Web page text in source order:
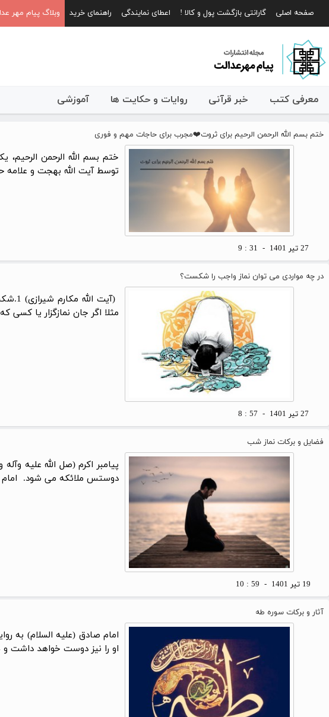
صفحه اصلی گارانتی بازگشت پول و کالا ! اعطای نمایندگی راهنمای خرید وبلاگ پیام مهر
معرفی کتب خبر قرآنی روایات و حکایت ها آموزشی
ختم بسم الله الرحمن الرحیم برای ثروت❤️مجرب برای حاجات مهم و فوری
ختم بسم الله الرحمن
توسط آیت الله بهجت و علامه
27 تير 1401 - 31 : 9
در چه مواردی می توان نماز واجب را شکست؟
(آیت
مثلا اگر جان نمازگزار یا
27 تير 1401 - 57 : 8
فضایل و برکات نماز شب
پیامبر اکرم (صل الله علیه
دوستس ملائکه می شود. امام
19 تير 1401 - 59 : 10
آثار و برکات سوره طه
امام صادق (علیه السلام) به
او را نیز دوست خواهد داشت